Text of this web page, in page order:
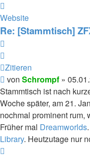
von
Schrompf
Website
Re: [Stammtisch]
Zitieren
Beitrag
von Schrompf »
Stammtisch ist nach
Woche später, am 21.
nochmal prominent rum,
Früher mal Dreamworlds
Library. Heutzutage nur